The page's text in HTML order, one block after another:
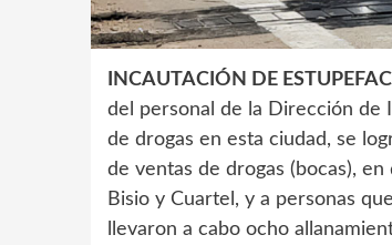
INCAUTACIÓN DE
del personal de la Dirección de
de drogas en esta ciudad, se
de ventas de drogas (bocas),
Bisio y Cuartel, y a personas
llevaron a cabo ocho